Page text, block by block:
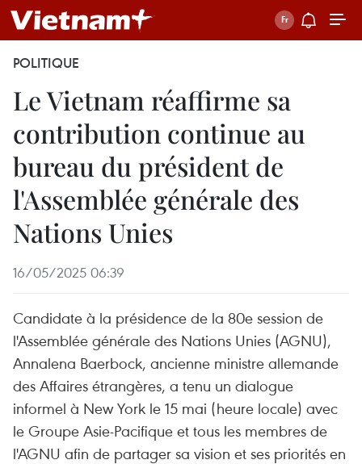
POLITIQUE
Le Vietnam réaffirme sa
contribution continue au
bureau du président de
l'Assemblée générale des
Nations Unies
16/05/2025 06:39
Candidate à la présidence de la 80e session de
l'Assemblée générale des Nations Unies (AGNU),
Annalena Baerbock, ancienne ministre allemande
des Affaires étrangères, a tenu un dialogue
informel à New York le 15 mai (heure locale) avec
le Groupe Asie-Pacifique et tous les membres de
l'AGNU afin de partager sa vision et ses priorités en